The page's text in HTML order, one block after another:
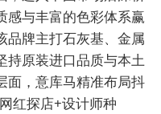
感与丰富的色彩体系赢
品牌主打石灰基、金属
持原装进口品质与本土
面，意库马精准布局抖
红探店+设计师种